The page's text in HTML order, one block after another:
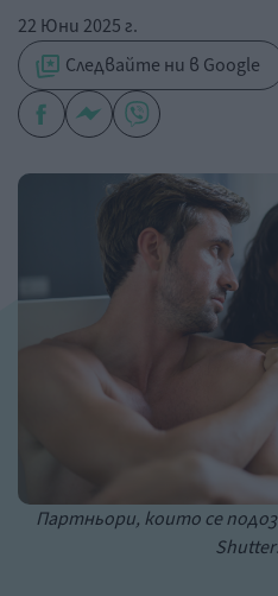
22 Юни 2025 г.
Следвайте ни в Google
Партньори, които се